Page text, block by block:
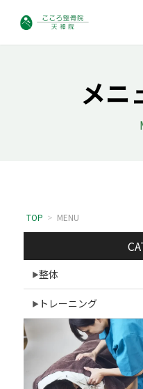
メニ
TOP > MENU
整体
トレーニング